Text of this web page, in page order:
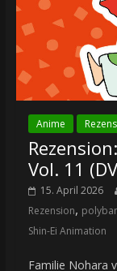
Anime
Vol. 11
15. April 2026
Rezension,
Shin-Ei Animation
Familie Nohara